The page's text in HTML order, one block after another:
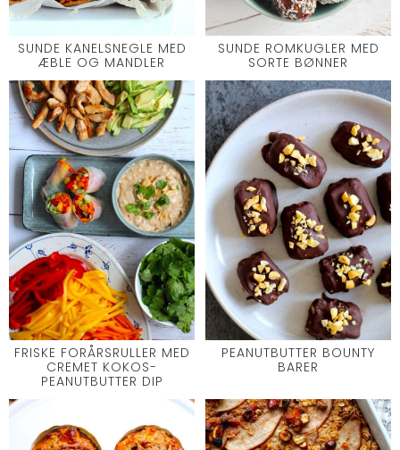
SUNDE KANELSNEGLE MED
ÆBLE OG MANDLER
SUNDE ROMKUGLER MED
SORTE BØNNER
FRISKE FORÅRSRULLER MED
CREMET KOKOS-
PEANUTBUTTER DIP
PEANUTBUTTER BOUNTY
BARER